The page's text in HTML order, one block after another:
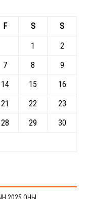
F S S
1
2
7 8
9
14 15
16
21 22
23
28 29
30